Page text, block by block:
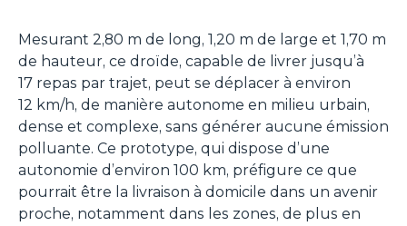
Mesurant 2,80 m de long, 1,20 m de large et 1,70 m
de hauteur, ce droïde, capable de livrer jusqu’à
17 repas par trajet, peut se déplacer à environ
12 km/h, de manière autonome en milieu urbain,
dense et complexe, sans générer aucune émission
polluante. Ce prototype, qui dispose d’une
autonomie d’environ 100 km, préfigure ce que
pourrait être la livraison à domicile dans un avenir
proche, notamment dans les zones, de plus en